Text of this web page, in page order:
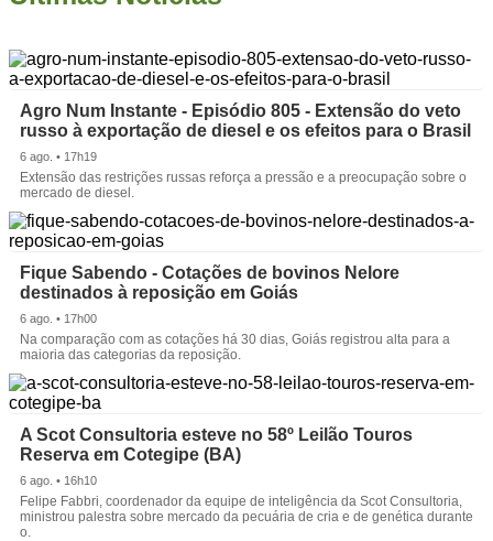
Agro Num Instante - Episódio 805 - Extensão do veto
russo à exportação de diesel e os efeitos para o Brasil
6 ago. • 17h19
Extensão das restrições russas reforça a pressão e a preocupação sobre o
mercado de diesel.
Fique Sabendo - Cotações de bovinos Nelore
destinados à reposição em Goiás
6 ago. • 17h00
Na comparação com as cotações há 30 dias, Goiás registrou alta para a
maioria das categorias da reposição.
A Scot Consultoria esteve no 58º Leilão Touros
Reserva em Cotegipe (BA)
6 ago. • 16h10
Felipe Fabbri, coordenador da equipe de inteligência da Scot Consultoria,
ministrou palestra sobre mercado da pecuária de cria e de genética durante
o.